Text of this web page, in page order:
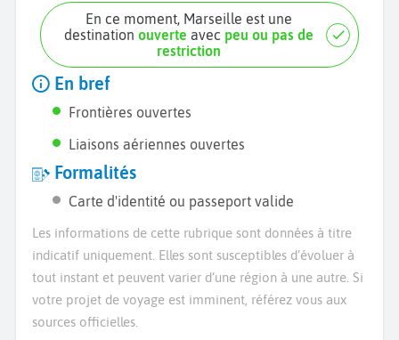
En ce moment, Marseille est une
destinationouverte avec peu ou pas de
restriction
En bref
Frontières ouvertes
Liaisons aériennes ouvertes
Formalités
Carte d'identité ou passeport valide
Les informations de cette rubrique sont données à titre
indicatif uniquement. Elles sont susceptibles d’évoluer à
tout instant et peuvent varier d’une région à une autre. Si
votre projet de voyage est imminent, référez vous aux
sources officielles.